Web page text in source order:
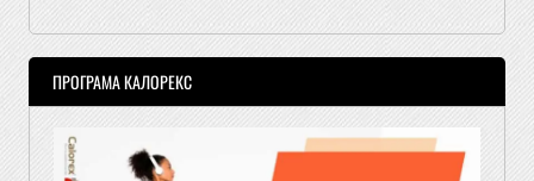
ПРОГРАМА КАЛОРЕКС